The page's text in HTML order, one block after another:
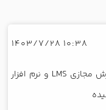
10:38 1403/7/28
سیستم مدیریت یادگیری یا نرم افزار آموزش مجازی LMS و نرم افزار